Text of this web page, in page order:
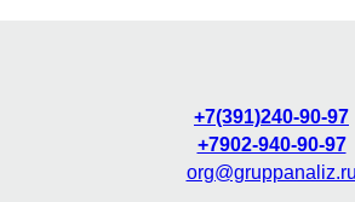
+7(391)240-90-97
+7902-940-90-97
org@gruppanaliz.ru